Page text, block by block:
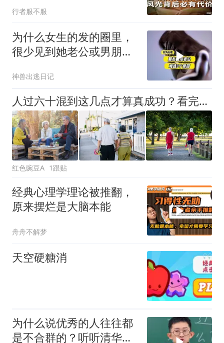
行者服不服
为什么女生的发的圈里，
很少见到她老公或男朋友
神兽出逃日记
人过六十混到这几点才算真成功？看完心里踏实多了，赶紧收藏
红色豌豆A 1跟贴
经典心理学理论被推翻，
原来摆烂是大脑本能
舟舟不解梦
天空硬糖消
为什么说优秀的人往往都
是不合群的？听听清华学